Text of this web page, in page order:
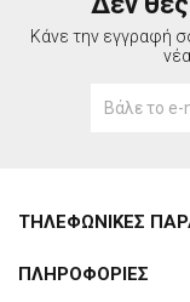
Κάνε την εγγραφή
ΤΗΛΕΦΩΝΙΚΕΣ
ΠΛΗΡΟΦΟΡΙΕΣ